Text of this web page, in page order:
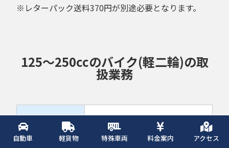
自動車 軽貨物 特殊車両 料金案内 アクセス
※レターパック送料370円が別途必要となります。
125～250ccのバイク(軽二輪)の取
扱業務
名義変更 6,500 （税込）